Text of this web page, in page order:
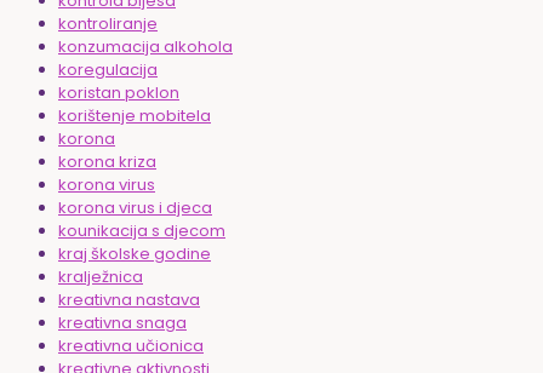
kontroliranje
konzumacija alkohola
koregulacija
koristan poklon
korištenje mobitela
korona
korona kriza
korona virus
korona virus i djeca
kounikacija s djecom
kraj školske godine
kralježnica
kreativna nastava
kreativna snaga
kreativna učionica